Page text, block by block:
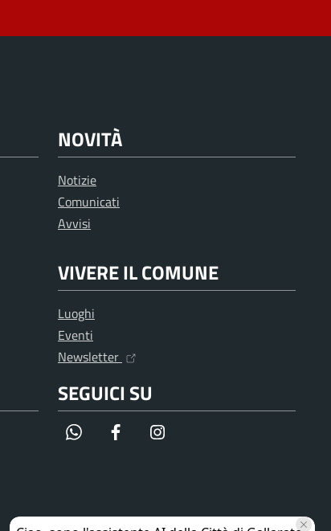
NOVITÀ
Notizie
Comunicati
Avvisi
VIVERE IL COMUNE
Luoghi
Eventi
Newsletter
SEGUICI SU
WhatsApp Facebook